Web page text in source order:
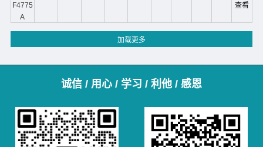
F4775
A
查看
诚信 / 用心 / 学习 / 利他 / 感恩